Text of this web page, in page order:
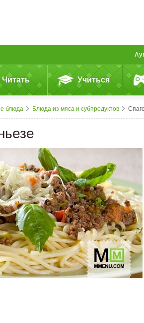
Читать Учиться
блюда Блюда из мяса и субпродуктов Спагетти